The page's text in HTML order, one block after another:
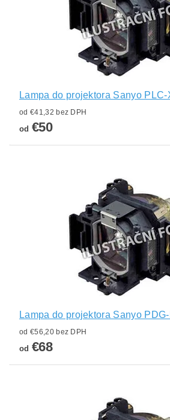
Lampa do projektora Sanyo PLC-
od €41,32 bez DPH
od €50
Lampa do projektora Sanyo
od €56,20 bez DPH
od €68